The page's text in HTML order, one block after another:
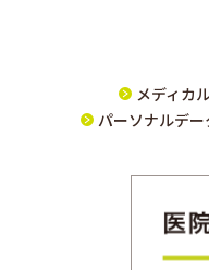
メディカ
パーソナルデ